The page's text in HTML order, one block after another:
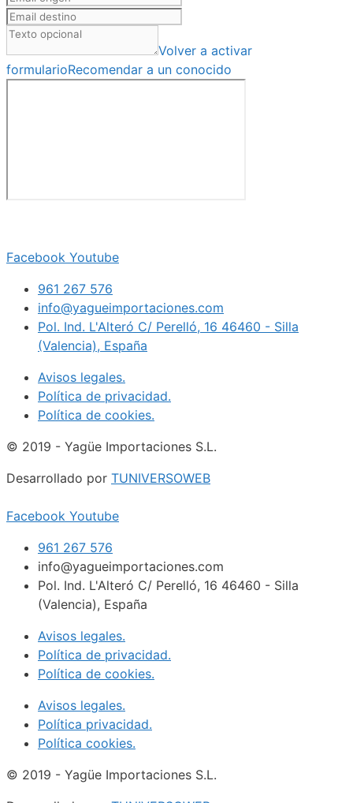
Volver a activar
formularioRecomendar a un conocido
Facebook Youtube
961 267 576
info@yagueimportaciones.com
Pol. Ind. L'Alteró C/ Perelló, 16 46460 - Silla
(Valencia), España
Avisos legales.
Política de privacidad.
Política de cookies.
© 2019 - Yagüe Importaciones S.L.
Desarrollado por TUNIVERSOWEB
Facebook Youtube
961 267 576
info@yagueimportaciones.com
Pol. Ind. L'Alteró C/ Perelló, 16 46460 - Silla
(Valencia), España
Avisos legales.
Política de privacidad.
Política de cookies.
Avisos legales.
Política privacidad.
Política cookies.
© 2019 - Yagüe Importaciones S.L.